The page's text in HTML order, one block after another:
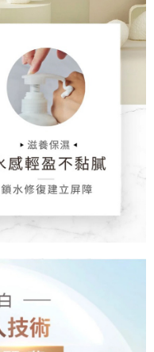
之情形，本公司將視審查結果
冊。若發現惡意使用之情形，
用額度並採取法律行動。